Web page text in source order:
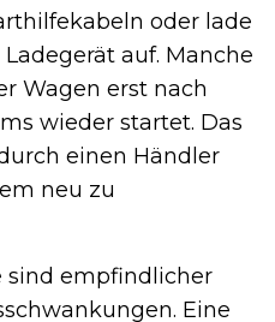
oder lade
auf. Manche
Wagen erst nach
wieder startet. Das
einen Händler
neu zu
sind empfindlicher
Eine